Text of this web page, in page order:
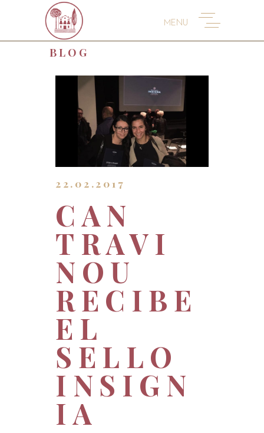
BLOG
22.02.2017
CAN
TRAVI
NOU
RECIBE
EL
SELLO
INSIGN
IA